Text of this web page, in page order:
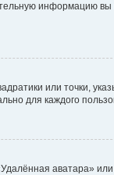
информацию
или точки,
для каждого
аватара»